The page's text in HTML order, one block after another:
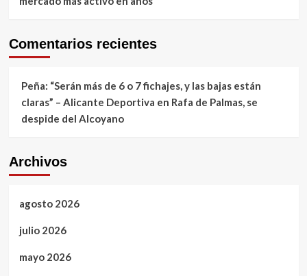
Comentarios recientes
Peña: “Serán más de 6 o 7 fichajes, y las bajas están
claras” – Alicante Deportiva en Rafa de Palmas, se
despide del Alcoyano
Archivos
agosto 2026
julio 2026
mayo 2026